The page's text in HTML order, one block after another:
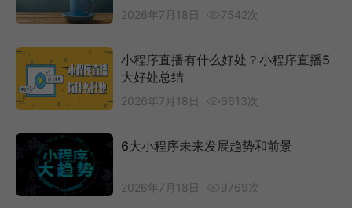
2026年7月18日 7542次
小程序直播有什么好处？小程序直播5
大好处总结
2026年7月18日 6613次
6大小程序未来发展趋势和前景
2026年7月18日 9769次